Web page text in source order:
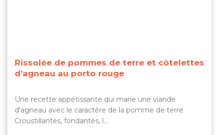
Rissolée de pommes de terre et côtelettes
d’agneau au porto rouge
Une recette appétissante qui marie une viande
d'agneau avec le caractère de la pomme de terre.
Croustillantes, fondantes, l…